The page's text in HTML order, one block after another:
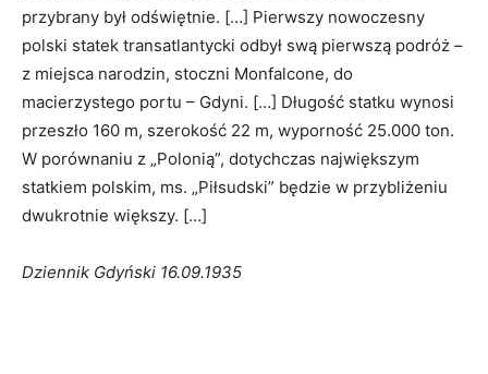
przybrany był odświętnie. […] Pierwszy nowoczesny
polski statek transatlantycki odbył swą pierwszą podróż –
z miejsca narodzin, stoczni Monfalcone, do
macierzystego portu – Gdyni. […] Długość statku wynosi
przeszło 160 m, szerokość 22 m, wyporność 25.000 ton.
W porównaniu z „Polonią”, dotychczas największym
statkiem polskim, ms. „Piłsudski” będzie w przybliżeniu
dwukrotnie większy. […]
Dziennik Gdyński 16.09.1935